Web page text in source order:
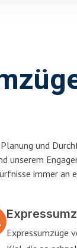
und
unserem
immer an
Expressumzüge